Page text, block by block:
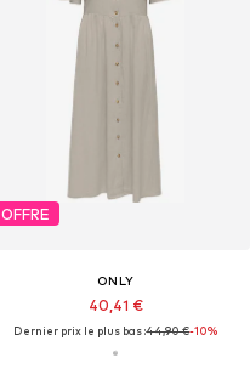
OFFRE
ONLY
40,41 €
Dernier prix le plus bas :44,90 €-10%